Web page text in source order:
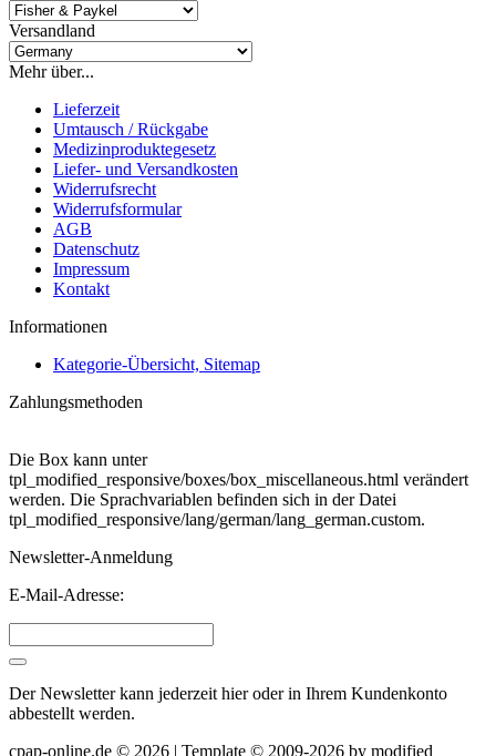
Versandland
Mehr über...
Lieferzeit
Umtausch / Rückgabe
Medizinproduktegesetz
Liefer- und Versandkosten
Widerrufsrecht
Widerrufsformular
AGB
Datenschutz
Impressum
Kontakt
Informationen
Kategorie-Übersicht, Sitemap
Zahlungsmethoden
Die Box kann unter
tpl_modified_responsive/boxes/box_miscellaneous.html verändert
werden. Die Sprachvariablen befinden sich in der Datei
tpl_modified_responsive/lang/german/lang_german.custom.
Newsletter-Anmeldung
E-Mail-Adresse:
Der Newsletter kann jederzeit hier oder in Ihrem Kundenkonto
abbestellt werden.
cpap-online.de © 2026 | Template © 2009-2026 by modified